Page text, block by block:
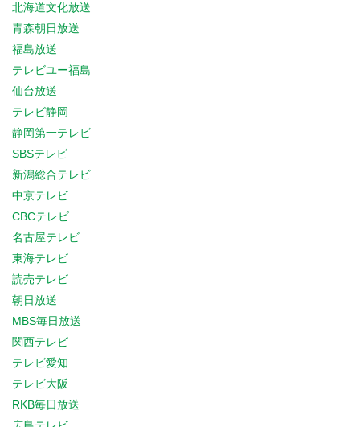
北海道文化放送
青森朝日放送
福島放送
テレビユー福島
仙台放送
テレビ静岡
静岡第一テレビ
SBSテレビ
新潟総合テレビ
中京テレビ
CBCテレビ
名古屋テレビ
東海テレビ
読売テレビ
朝日放送
MBS毎日放送
関西テレビ
テレビ愛知
テレビ大阪
RKB毎日放送